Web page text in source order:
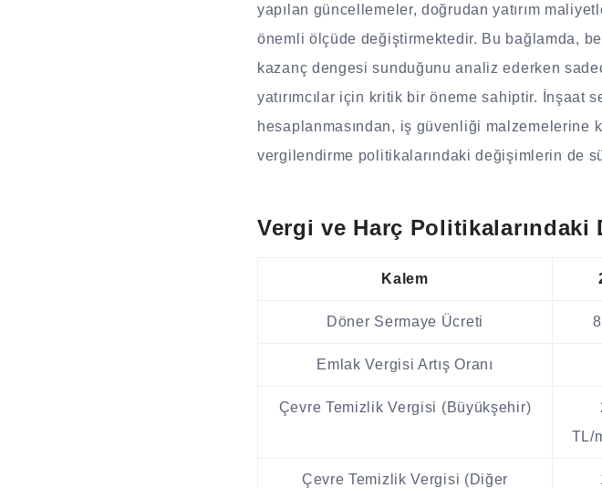
yapılan güncellemeler, doğrudan yatırım
önemli ölçüde değiştirmektedir. Bu bağlamda,
kazanç dengesi sunduğunu analiz ederken
yatırımcılar için kritik bir öneme sahiptir.
hesaplanmasından, iş güvenliği malzemelerine
vergilendirme politikalarındaki değişimlerin de
Vergi ve Harç Politikalarındaki
Kalem
Döner Sermaye Ücreti
Emlak Vergisi Artış Oranı
Çevre Temizlik Vergisi (Büyükşehir)
TL/
Çevre Temizlik Vergisi (Diğer